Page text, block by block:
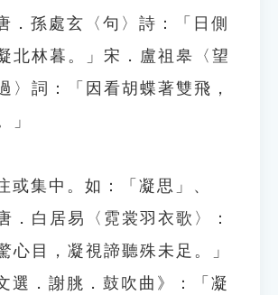
．孫處玄〈句〉詩：「日側
北林暮。」宋．盧祖皋〈望
〉詞：「因看胡蝶著雙飛，
」
或集中。如：「凝思」、
．白居易〈霓裳羽衣歌〉：
心目，凝視諦聽殊未足。」
選．謝朓．鼓吹曲》：「凝